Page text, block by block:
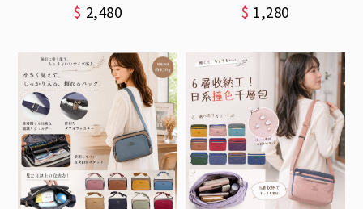
$ 2,480 $ 1,280